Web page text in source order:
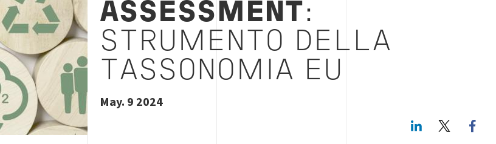
ASSESSMENT:
STRUMENTO DELLA
TASSONOMIA EU
May. 9 2024
LinkedIn